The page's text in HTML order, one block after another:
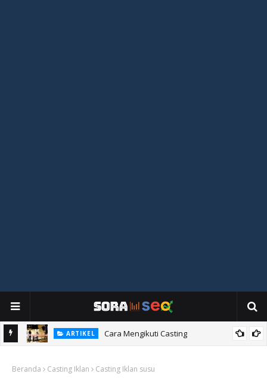
ARTIKEL Cara Mengikuti Casting
Beranda Casting Iklan Casting Iklan susu